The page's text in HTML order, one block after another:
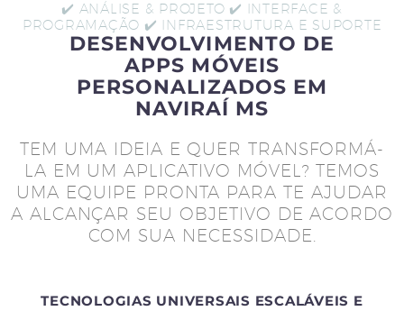
✔️ ANÁLISE & PROJETO ✔️ INTERFACE &
PROGRAMAÇÃO ✔️ INFRAESTRUTURA E SUPORTE
DESENVOLVIMENTO DE
APPS MÓVEIS
PERSONALIZADOS EM
NAVIRAÍ MS
TEM UMA IDEIA E QUER TRANSFORMÁ-
LA EM UM APLICATIVO MÓVEL? TEMOS
UMA EQUIPE PRONTA PARA TE AJUDAR
A ALCANÇAR SEU OBJETIVO DE ACORDO
COM SUA NECESSIDADE.
TECNOLOGIAS UNIVERSAIS ESCALÁVEIS E